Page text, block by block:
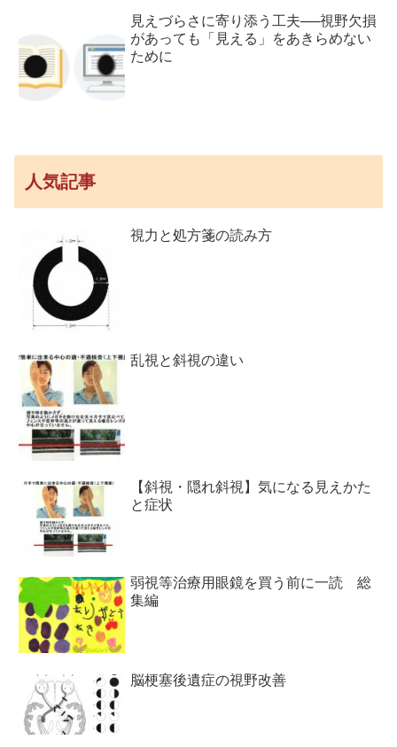
見えづらさに寄り添う工夫──視野欠損
があっても「見える」をあきらめない
ために
人気記事
視力と処方箋の読み方
乱視と斜視の違い
【斜視・隠れ斜視】気になる見えかた
と症状
弱視等治療用眼鏡を買う前に一読 総
集編
脳梗塞後遺症の視野改善